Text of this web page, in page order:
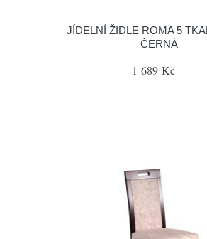
JÍDELNÍ ŽIDLE ROMA 5
ČERNÁ
1 689 Kč